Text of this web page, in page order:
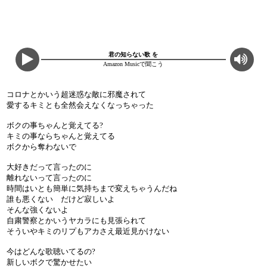
君の知らない歌 を
Amazon Musicで聞こう
コロナとかいう超迷惑な敵に邪魔されて
愛するキミとも全然会えなくなっちゃった
ボクの事ちゃんと覚えてる?
キミの事ならちゃんと覚えてる
ボクから奪わないで
大好きだって言ったのに
離れないって言ったのに
時間はいとも簡単に気持ちまで変えちゃうんだね
誰も悪くない だけど寂しいよ
そんな強くないよ
自粛警察とかいうヤカラにも見張られて
そういやキミのリプもアカさえ最近見かけない
今はどんな歌聴いてるの?
新しいボクで驚かせたい